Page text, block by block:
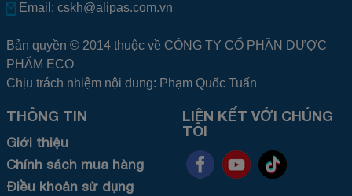
Email: cskh@alipas.com.vn
Bản quyền © 2014 thuộc về CÔNG TY CỔ PHẦN DƯỢC
PHẨM ECO
Chịu trách nhiệm nội dung: Phạm Quốc Tuấn
THÔNG TIN
Giới thiệu
Chính sách mua hàng
Điều khoản sử dụng
LIÊN KẾT VỚI CHÚNG
TÔI